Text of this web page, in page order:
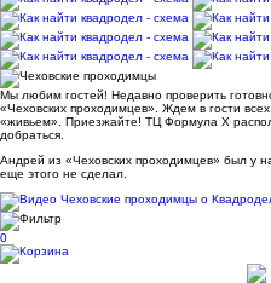
Мы любим гостей! Недавно проверить
«Чеховских проходимцев». Ждем в гости
«живьем». Приезжайте! ТЦ Формула Х
добраться.
Андрей из «Чеховских проходимцев» был у
еще этого не сделал.
0